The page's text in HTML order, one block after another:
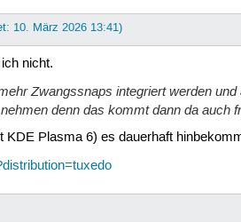
10. März 2026 13:41)
nicht.
Zwangssnaps integriert werden
denn das kommt dann da auch
KDE Plasma 6) es dauerhaft